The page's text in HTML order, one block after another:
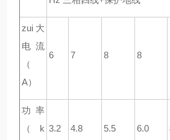
zui大
电流
（
A）
6 7 8 8
功率
（k 3.2 4.8 5.5 6.0